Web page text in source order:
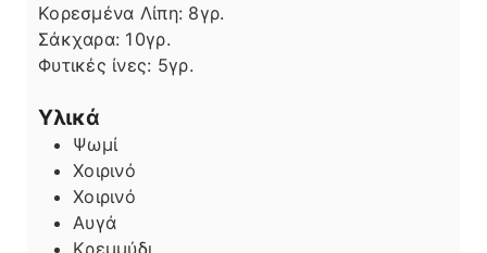
Κορεσμένα Λίπη: 8γρ.
Σάκχαρα: 10γρ.
Φυτικές ίνες: 5γρ.
Υλικά
Ψωμί
Χοιρινό
Χοιρινό
Αυγά
Κρεμμύδι